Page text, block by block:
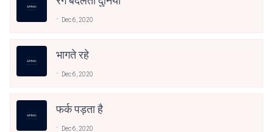
Dec 6, 2020
भागते रहे
Dec 6, 2020
फर्क पड़ता है
Dec 6, 2020